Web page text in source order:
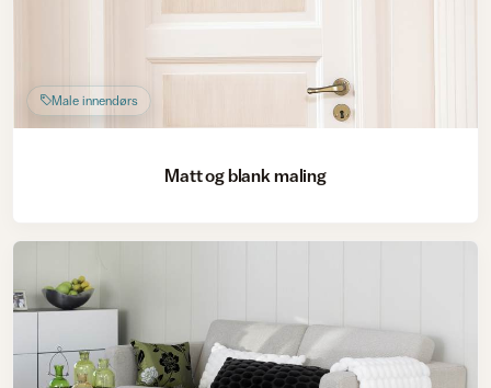
Male innendørs
Matt og blank maling